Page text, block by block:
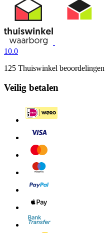
10.0
125 Thuiswinkel beoordelingen
Veilig betalen